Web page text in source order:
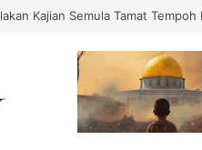
Kajian Semula Tamat